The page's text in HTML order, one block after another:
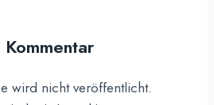
wird nicht veröffentlicht.